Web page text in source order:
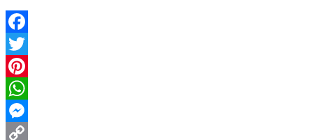
Facebook
Twitter
Pinterest
WhatsApp
Messenger